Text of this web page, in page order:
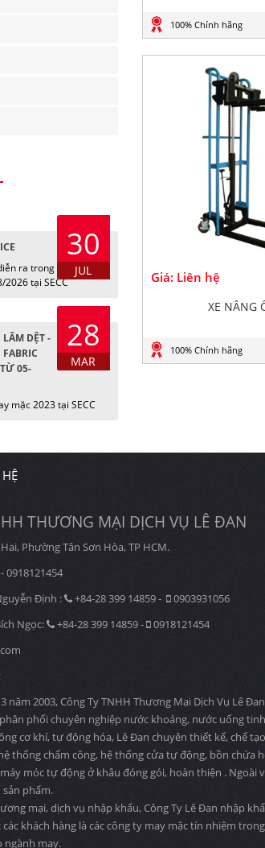
100% Chính hãng
Giá: Liên hệ
XE NÂNG
100% Chính hãng
30
JUL
ra trong các ngày
tại SECC
28
MAR
DỆT -
05-
mặc 2023 tại SECC
THƯƠNG MẠI DỊCH VỤ LÊ ĐAN
Phường Tân Sơn Hòa, TP HCM.
0918121454
Định :
+84-28 399 14859 -
0903931056
Ngọc:
+84-28 399 14859 -
0918121454
năm 2003, Công Ty TNHH Thương Mại Dịch Vụ Lê
phối chuyên nghiệp nước khoáng, nước uống
cơ khí, tự động hóa, Lê Đan chuyên thiết kế, chế
thống chấm công, hệ thống cửa tự động, bồn chứa
móc tự động ở khâu đóng gói, hoàn thiện .
phẩm.
mại, dịch vụ nhập khẩu, Công Ty Lê Đan nhập
khách hàng là các công ty may mặc tín nhiệm
ngành may.